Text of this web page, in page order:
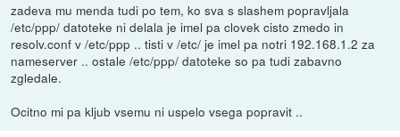
zadeva mu menda tudi po tem, ko sva s slashem popravljala
/etc/ppp/ datoteke ni delala je imel pa clovek cisto zmedo in
resolv.conf v /etc/ppp .. tisti v /etc/ je imel pa notri 192.168.1.2 za
nameserver .. ostale /etc/ppp/ datoteke so pa tudi zabavno
zgledale.
Ocitno mi pa kljub vsemu ni uspelo vsega popravit ..